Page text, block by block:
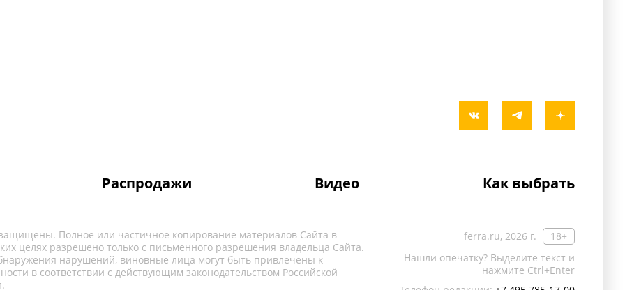
Распродажи Видео Как выбрать
ferra.ru, 2026 г.
18+
Нашли опечатку? Выделите текст и
нажмите Ctrl+Enter
Полное или частичное копирование материалов Сайта в
целях разрешено только с письменного разрешения владельца Сайта.
нарушений, виновные лица могут быть привлечены к
в соответствии с действующим законодательством Российской